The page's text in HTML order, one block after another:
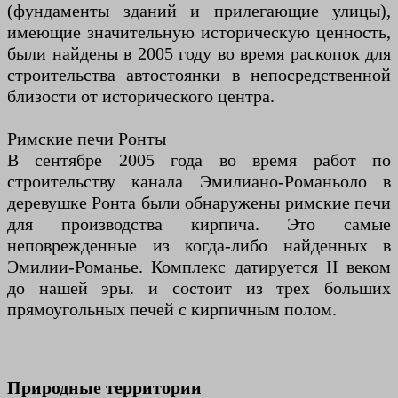
(фундаменты зданий и прилегающие улицы),
имеющие значительную историческую ценность,
были найдены в 2005 году во время раскопок для
строительства автостоянки в непосредственной
близости от исторического центра.
Римские печи Ронты
В сентябре 2005 года во время работ по
строительству канала Эмилиано-Романьоло в
деревушке Ронта были обнаружены римские печи
для производства кирпича. Это самые
неповрежденные из когда-либо найденных в
Эмилии-Романье. Комплекс датируется II веком
до нашей эры. и состоит из трех больших
прямоугольных печей с кирпичным полом.
Природные территории